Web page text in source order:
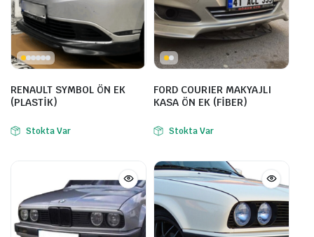
RENAULT SYMBOL ÖN EK
(PLASTİK)
Stokta Var
FORD COURIER MAKYAJLI
KASA ÖN EK (FİBER)
Stokta Var